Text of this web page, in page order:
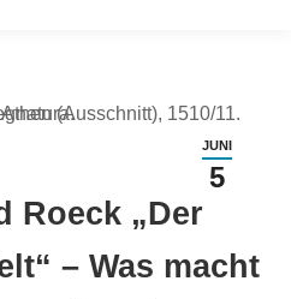
JUNI
5
Roeck „Der
– Was macht